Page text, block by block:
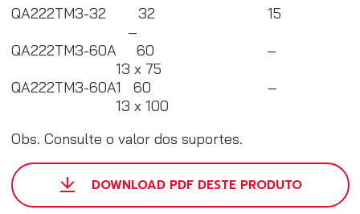
QA222TM3-32 32 15
–
QA222TM3-60A 60 –
13 x 75
QA222TM3-60A1 60 –
13 x 100
Obs. Consulte o valor dos suportes.
DOWNLOAD PDF DESTE PRODUTO